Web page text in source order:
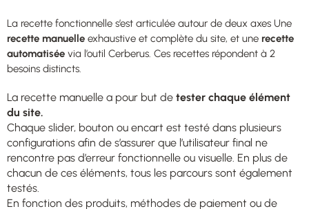
La recette fonctionnelle s’est articulée autour de deux axes Une
recette manuelle exhaustive et complète du site, et une recette
automatisée via l’outil Cerberus. Ces recettes répondent à 2
besoins distincts.
La recette manuelle a pour but de tester chaque élément
du site.
Chaque slider, bouton ou encart est testé dans plusieurs
configurations afin de s’assurer que l’utilisateur final ne
rencontre pas d’erreur fonctionnelle ou visuelle. En plus de
chacun de ces éléments, tous les parcours sont également
testés.
En fonction des produits, méthodes de paiement ou de